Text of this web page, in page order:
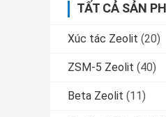
TẤT CẢ SẢN
Xúc tác Zeolit (20)
ZSM-5 Zeolit (40)
Beta Zeolit (11)